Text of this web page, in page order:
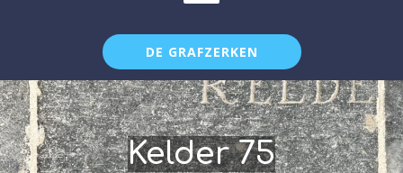
DE GRAFZERKEN
Kelder 75